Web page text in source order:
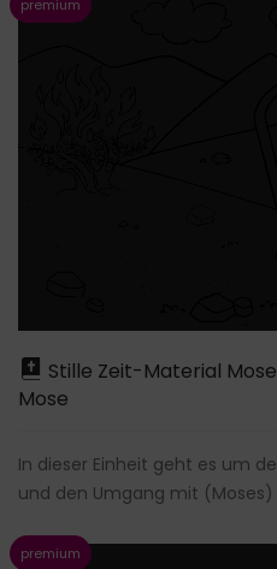
Stille Zeit-Material
Mose
In dieser Einheit geht es um
und den Umgang mit (Moses)